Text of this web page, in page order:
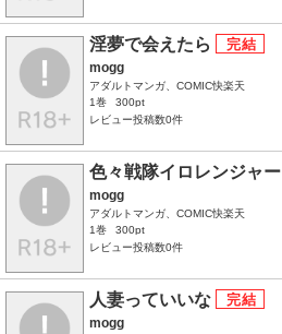
淫夢で会えたら
mogg
アダルトマンガ、COMIC快楽天
1巻
300pt
レビュー投稿数0件
色々戦隊イロレンジャー
mogg
アダルトマンガ、COMIC快楽天
1巻
300pt
レビュー投稿数0件
人妻っていいな
mogg